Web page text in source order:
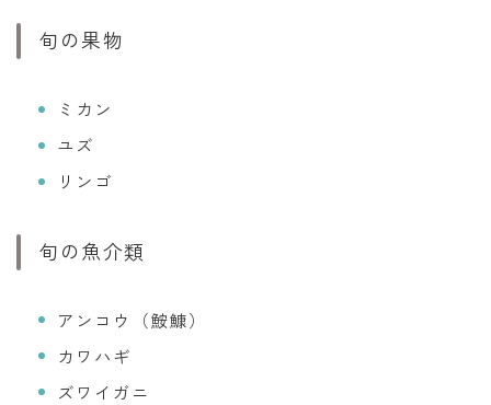
旬の果物
ミカン
ユズ
リンゴ
旬の魚介類
アンコウ（鮟鱇）
カワハギ
ズワイガニ